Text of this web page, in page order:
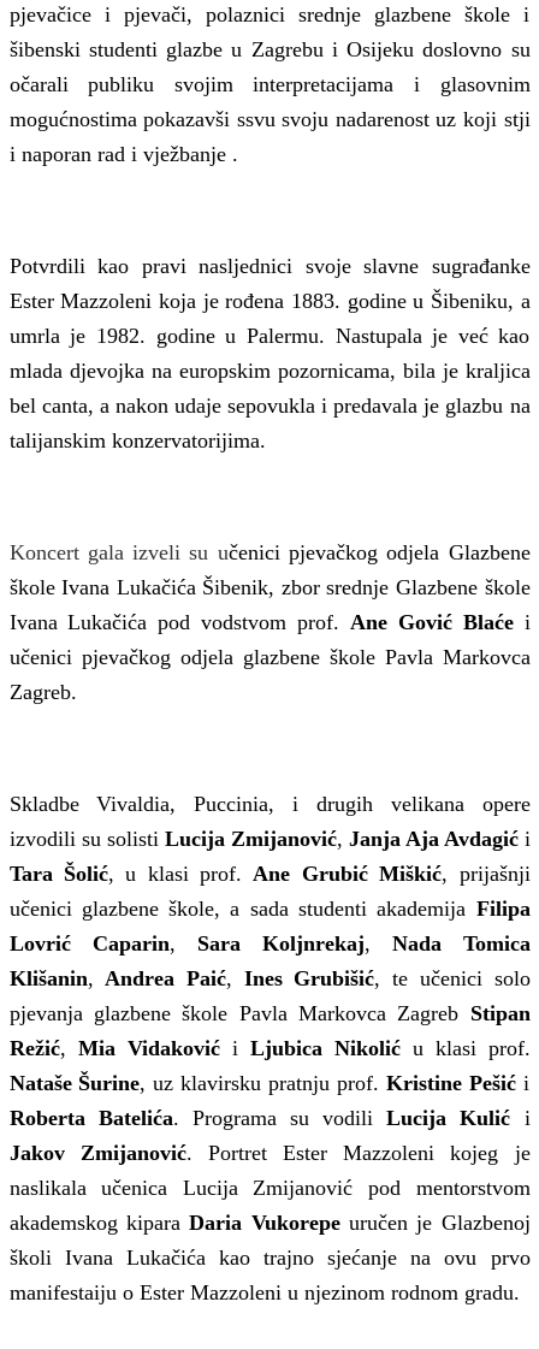
pjevačice i pjevači, polaznici srednje glazbene škole i
šibenski studenti glazbe u Zagrebu i Osijeku doslovno su
očarali publiku svojim interpretacijama i glasovnim
mogućnostima pokazavši ssvu svoju nadarenost uz koji stji
i naporan rad i vježbanje .
Potvrdili kao pravi nasljednici svoje slavne sugrađanke
Ester Mazzoleni koja je rođena 1883. godine u Šibeniku, a
umrla je 1982. godine u Palermu. Nastupala je već kao
mlada djevojka na europskim pozornicama, bila je kraljica
bel canta, a nakon udaje sepovukla i predavala je glazbu na
talijanskim konzervatorijima.
Koncert gala izveli su učenici pjevačkog odjela Glazbene
škole Ivana Lukačića Šibenik, zbor srednje Glazbene škole
Ivana Lukačića pod vodstvom prof. Ane Gović Blaćei
učenici pjevačkog odjela glazbene škole Pavla Markovca
Zagreb.
Skladbe Vivaldia, Puccinia, i drugih velikana opere
izvodili su solisti Lucija Zmijanović, Janja Aja Avdagići
Tara Šolić, u klasi prof. Ane Grubić Miškić, prijašnji
učenici glazbene škole, a sada studenti akademija Filipa
Lovrić Caparin, Sara Koljnrekaj, Nada Tomica
Klišanin, Andrea Paić, Ines Grubišić, te učenici solo
pjevanja glazbene škole Pavla Markovca Zagreb Stipan
Režić, Mia Vidaković i Ljubica Nikolić u klasi prof.
Nataše Šurine, uz klavirsku pratnju prof. Kristine Pešić i
Roberta Batelića. Programa su vodiliLucija Kulić i
Jakov Zmijanović. Portret Ester Mazzoleni kojeg je
naslikala učenica Lucija Zmijanović pod mentorstvom
akademskog kiparaDaria Vukorepeuručen je Glazbenoj
školi Ivana Lukačića kao trajno sjećanje na ovu prvo
manifestaiju o Ester Mazzoleni u njezinom rodnom gradu.